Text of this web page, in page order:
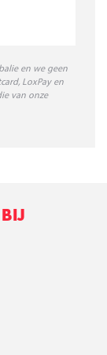
en we geen
LoxPay en
van onze